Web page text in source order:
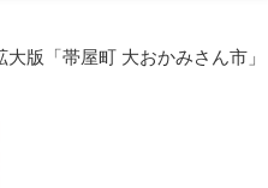
版「帯屋町 大おかみさん市」